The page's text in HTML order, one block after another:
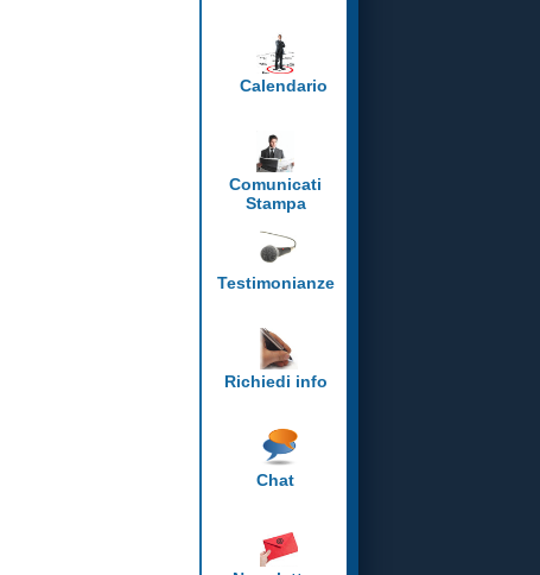
Calendario
Comunicati
Stampa
Testimonianze
Richiedi info
Chat